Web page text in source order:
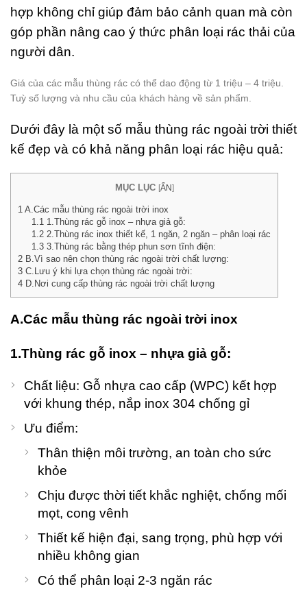
hợp không chỉ giúp đảm bảo cảnh quan mà còn
góp phần nâng cao ý thức phân loại rác thải của
người dân.
Giá của các mẫu thùng rác có thể dao động từ 1 triệu – 4 triệu.
Tuỳ số lượng và nhu cầu của khách hàng về sản phẩm.
Dưới đây là một số mẫu thùng rác ngoài trời thiết
kế đẹp và có khả năng phân loại rác hiệu quả:
MỤC LỤC [ẨN]
1 A.Các mẫu thùng rác ngoài trời inox
1.11.Thùng rác gỗ inox – nhựa giả gỗ:
1.22.Thùng rác inox thiết kế, 1 ngăn, 2 ngăn – phân loại rác
1.33.Thùng rác bằng thép phun sơn tĩnh điện:
2 B.Vì sao nên chọn thùng rác ngoài trời chất lượng:
3 C.Lưu ý khi lựa chọn thùng rác ngoài trời:
4 D.Nơi cung cấp thùng rác ngoài trời chất lượng
A.Các mẫu thùng rác ngoài trời inox
1.Thùng rác gỗ inox – nhựa giả gỗ:
Chất liệu: Gỗ nhựa cao cấp (WPC) kết hợp
với khung thép, nắp inox 304 chống gỉ
Ưu điểm:
Thân thiện môi trường, an toàn cho sức
khỏe
Chịu được thời tiết khắc nghiệt, chống mối
mọt, cong vênh
Thiết kế hiện đại, sang trọng, phù hợp với
nhiều không gian
Có thể phân loại 2-3 ngăn rác
Rác
hiện
Cấp
Bảy
2026